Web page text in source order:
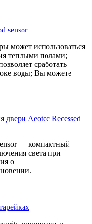
sensor
может использоваться
теплыми полами;
сработать
воды; Вы можете
двери Aeotec Recessed
— компактный
света при
о